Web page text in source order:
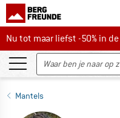
Nu tot maar liefst -50% in de
Nu tot maar liefst -50% in
Mantels